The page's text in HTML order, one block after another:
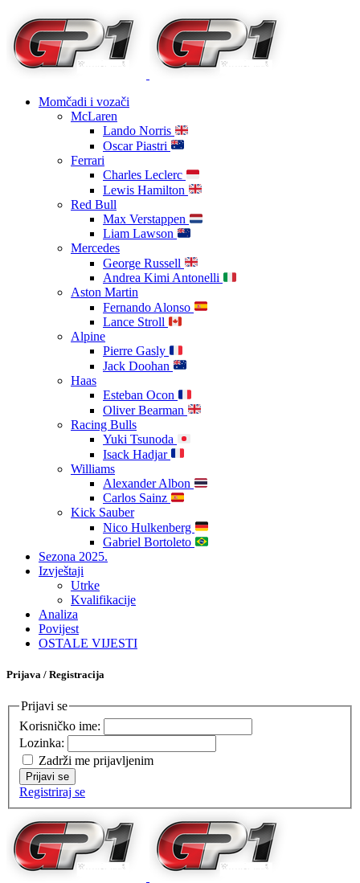
Momčadi i vozači
McLaren
Lando Norris
Oscar Piastri
Ferrari
Charles Leclerc
Lewis Hamilton
Red Bull
Max Verstappen
Liam Lawson
Mercedes
George Russell
Andrea Kimi Antonelli
Aston Martin
Fernando Alonso
Lance Stroll
Alpine
Pierre Gasly
Jack Doohan
Haas
Esteban Ocon
Oliver Bearman
Racing Bulls
Yuki Tsunoda
Isack Hadjar
Williams
Alexander Albon
Carlos Sainz
Kick Sauber
Nico Hulkenberg
Gabriel Bortoleto
Sezona 2025.
Izvještaji
Utrke
Kvalifikacije
Analiza
Povijest
OSTALE VIJESTI
Prijava / Registracija
Prijavi se
Korisničko ime:
Lozinka:
Zadrži me prijavljenim
Prijavi se
Registriraj se